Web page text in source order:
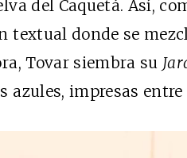
del Caquetá. Así,
textual donde se
Tovar siembra su
azules, impresas